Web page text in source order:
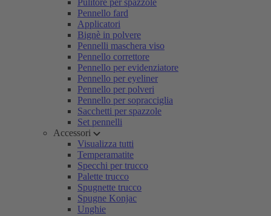
Pulitore per spazzole
Pennello fard
Applicatori
Bignè in polvere
Pennelli maschera viso
Pennello correttore
Pennello per evidenziatore
Pennello per eyeliner
Pennello per polveri
Pennello per sopracciglia
Sacchetti per spazzole
Set pennelli
Accessori
Visualizza tutti
Temperamatite
Specchi per trucco
Palette trucco
Spugnette trucco
Spugne Konjac
Unghie